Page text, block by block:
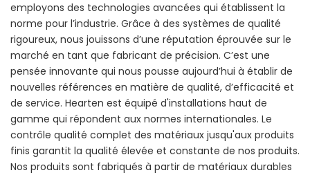
employons des technologies avancées qui établissent la
norme pour l’industrie. Grâce à des systèmes de qualité
rigoureux, nous jouissons d’une réputation éprouvée sur le
marché en tant que fabricant de précision. C’est une
pensée innovante qui nous pousse aujourd’hui à établir de
nouvelles références en matière de qualité, d’efficacité et
de service. Hearten est équipé d'installations haut de
gamme qui répondent aux normes internationales. Le
contrôle qualité complet des matériaux jusqu'aux produits
finis garantit la qualité élevée et constante de nos produits.
Nos produits sont fabriqués à partir de matériaux durables